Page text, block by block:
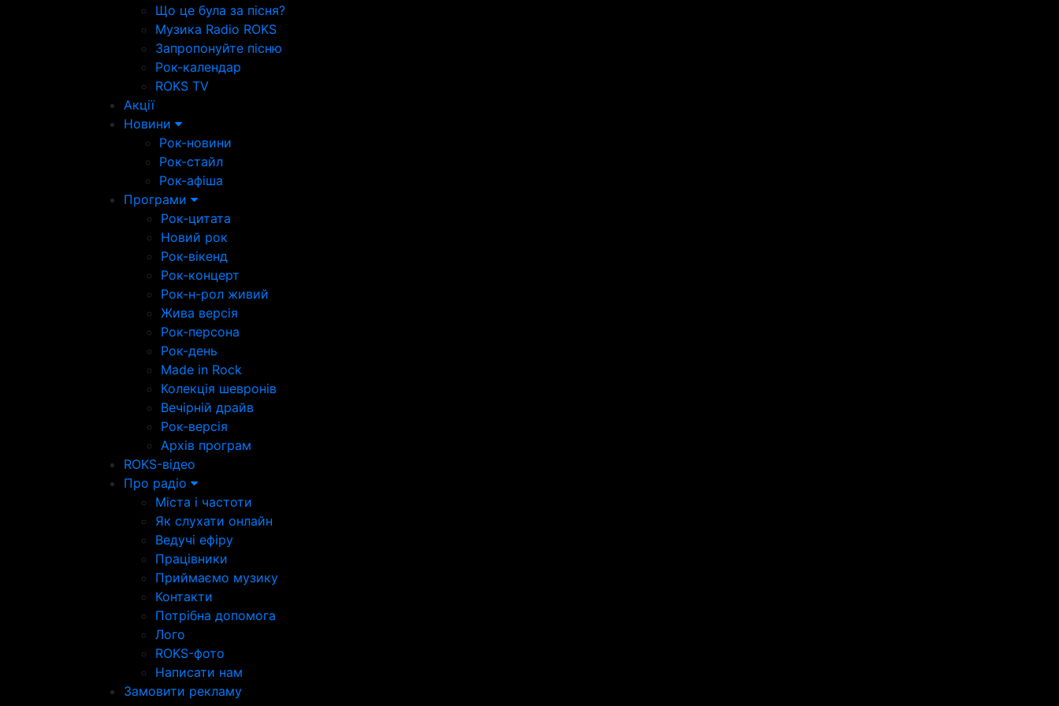
Що це була за пісня?
Музика Radio ROKS
Запропонуйте пісню
Рок-календар
ROKS TV
Акції
Новини
Рок-новини
Рок-стайл
Рок-афіша
Програми
Рок-цитата
Новий рок
Рок-вікенд
Рок-концерт
Рок-н-рол живий
Жива версія
Рок-персона
Рок-день
Made in Rock
Колекція шевронів
Вечірній драйв
Рок-версія
Архів програм
ROKS-відео
Про радіо
Міста і частоти
Як слухати онлайн
Ведучі ефіру
Працівники
Приймаємо музику
Контакти
Потрібна допомога
Лого
ROKS-фото
Написати нам
Замовити рекламу